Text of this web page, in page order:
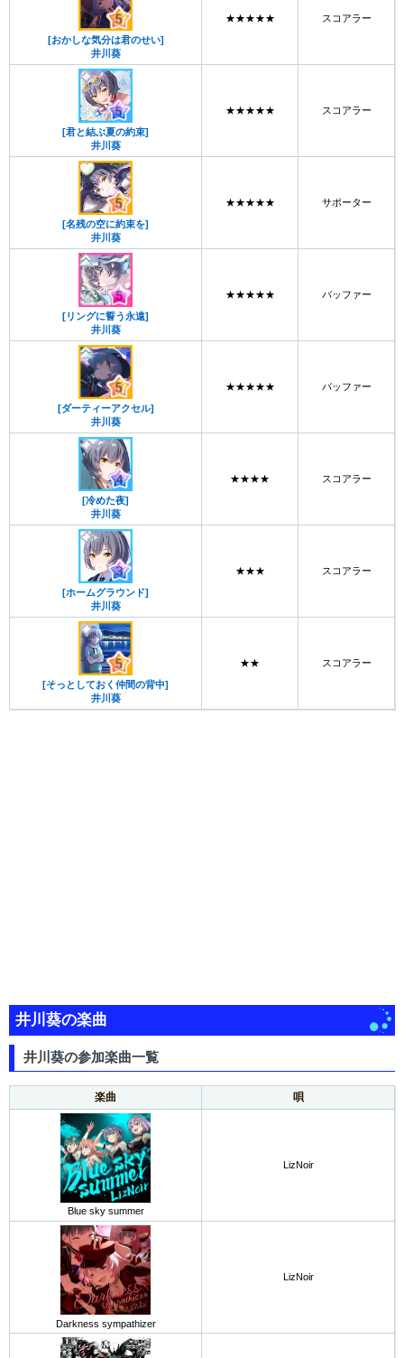
[おかしな気分は君のせい]
井川葵
★★★★★ スコアラー
[君と結ぶ夏の約束]
井川葵
★★★★★ スコアラー
[名残の空に約束を]
井川葵
★★★★★ サポーター
[リングに誓う永遠]
井川葵
★★★★★ バッファー
[ダーティーアクセル]
井川葵
★★★★★ バッファー
[冷めた夜]
井川葵
★★★★ スコアラー
[ホームグラウンド]
井川葵
★★★ スコアラー
[そっとしておく仲間の背中]
井川葵
★★ スコアラー
井川葵の楽曲
井川葵の参加楽曲一覧
楽曲 唄
Blue sky summer
LizNoir
Darkness sympathizer
LizNoir